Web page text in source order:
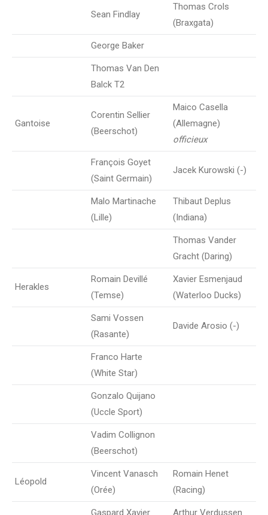
Sean Findlay
Thomas Crols
(Braxgata)
George Baker
Thomas Van Den
Balck T2
Gantoise
Corentin Sellier
(Beerschot)
Maico Casella
(Allemagne)
officieux
François Goyet
(Saint Germain)
Jacek Kurowski (-)
Malo Martinache
(Lille)
Thibaut Deplus
(Indiana)
Thomas Vander
Gracht (Daring)
Herakles
Romain Devillé
(Temse)
Xavier Esmenjaud
(Waterloo Ducks)
Sami Vossen
(Rasante)
Davide Arosio (-)
Franco Harte
(White Star)
Gonzalo Quijano
(Uccle Sport)
Vadim Collignon
(Beerschot)
Léopold
Vincent Vanasch
(Orée)
Romain Henet
(Racing)
Gaspard Xavier Arthur Verdussen